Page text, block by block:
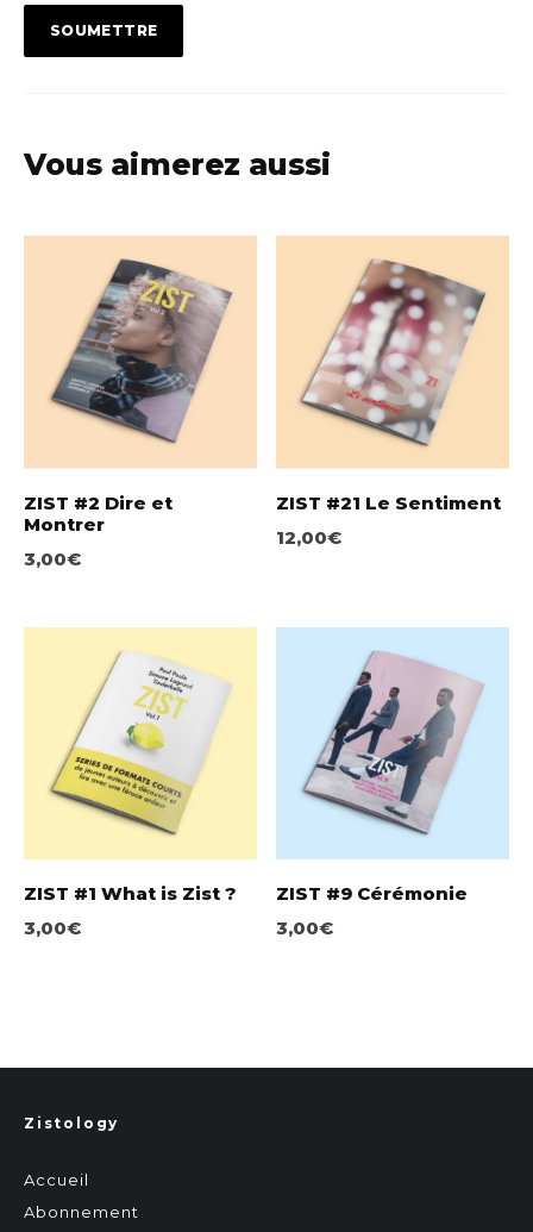
Vous aimerez aussi
ZIST #2 Dire et
Montrer
3,00€
ZIST #21 Le Sentiment
12,00€
ZIST #1 What is Zist ?
3,00€
ZIST #9 Cérémonie
3,00€
Zistology
Accueil
Abonnement